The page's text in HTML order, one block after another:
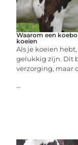
Waarom een
koeien
Als je koeien
gelukkig zijn. Dit
verzorging, maar
...